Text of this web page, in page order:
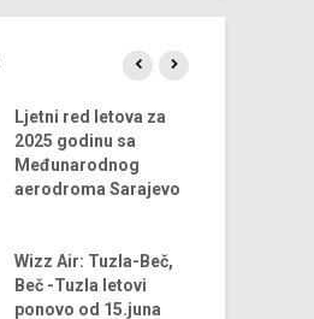
Ljetni red letova za
2025 godinu sa
Međunarodnog
aerodroma Sarajevo
Wizz Air: Tuzla-Beč,
Beč -Tuzla letovi
ponovo od 15.juna